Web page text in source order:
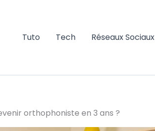
Tuto Tech Réseaux Sociaux
orthophoniste en 3 ans ?